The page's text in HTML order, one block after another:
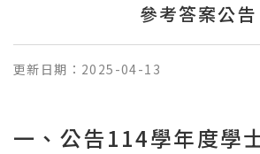
參考答案公告
更新日期： 2025-04-13
一、公告114學年度學